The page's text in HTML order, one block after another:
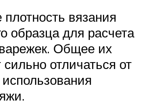
вязания
образца для расчета
Общее их
отличаться от